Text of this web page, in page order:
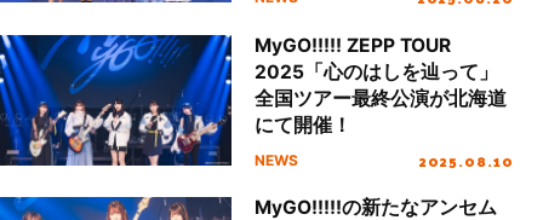
MyGO!!!!! ZEPP TOUR
2025「心のはしを辿って」
全国ツアー最終公演が北海道
にて開催！
NEWS 2025.08.10
MyGO!!!!!の新たなアンセム